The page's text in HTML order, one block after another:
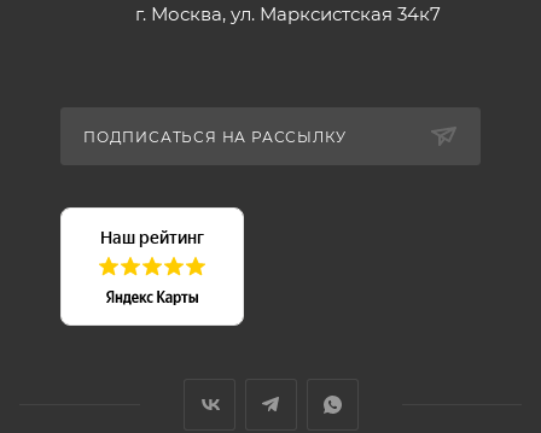
г. Москва, ул. Марксистская 34к7
ПОДПИСАТЬСЯ НА РАССЫЛКУ